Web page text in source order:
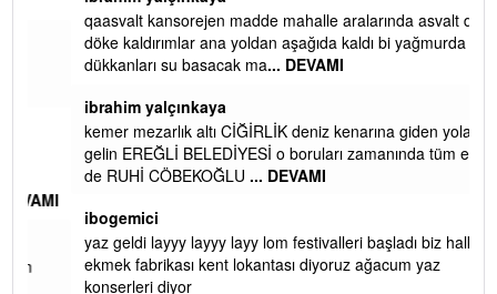
ibrahim yalçınkaya
qaasvalt kansorejen madde mahalle aralarında asvalt döke
döke kaldırımlar ana yoldan aşağıda kaldı bi yağmurda
ibrahim yalçınkaya
kemer mezarlık altı CİĞİRLİK deniz kenarına giden yola
gelin EREĞLİ BELEDİYESİ o boruları zamanında tüm ereğli
de RUHİ CÖBEKOĞLU
ibogemici
yaz geldi layyy layyy layy lom festivalleri başladı biz halk
ekmek fabrikası kent lokantası diyoruz ağacum yaz